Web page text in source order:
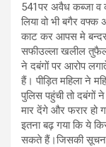
541पर अवैध कब्जा व
लिया वो भी बगैर
काट कर आपस मे
सफीउल्ला खलील तुफैल
ने दबंगों पर आरोप
हैं। पीड़ित महिला ने
पुलिस पहुंची तो दबंगों
मार देंगे और फरार हो
इतना बढ़ गया कि ये
सकते हैं।जिसकी सूचना